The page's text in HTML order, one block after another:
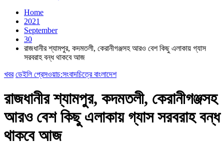
Home
2021
September
30
রাজধানীর শ্যামপুর, কদমতলী, কেরানীগঞ্জসহ আরও বেশ কিছু এলাকায় গ্যাস
সরবরাহ বন্ধ থাকবে আজ
খবর ডেইলি প্রেসওয়াচ:সংবাদচিত্রে বাংলাদেশ
রাজধানীর শ্যামপুর, কদমতলী, কেরানীগঞ্জসহ
আরও বেশ কিছু এলাকায় গ্যাস সরবরাহ বন্ধ
থাকবে আজ